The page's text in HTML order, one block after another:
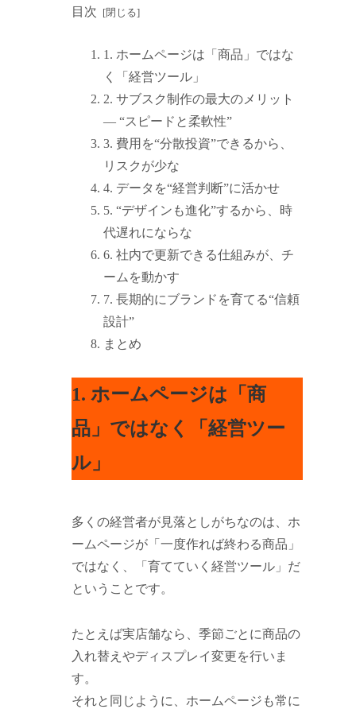
目次
1. ホームページは「商品」ではな
く「経営ツール」
2. サブスク制作の最大のメリット
― “スピードと柔軟性”
3. 費用を“分散投資”できるから、
リスクが少な
4. データを“経営判断”に活かせ
5. “デザインも進化”するから、時
代遅れにならな
6. 社内で更新できる仕組みが、チ
ームを動かす
7. 長期的にブランドを育てる“信頼
設計”
まとめ
1. ホームページは「商
品」ではなく「経営ツー
ル」
多くの経営者が見落としがちなのは、ホ
ームページが「一度作れば終わる商品」
ではなく、「育てていく経営ツール」だ
ということです。
たとえば実店舗なら、季節ごとに商品の
入れ替えやディスプレイ変更を行いま
す。
それと同じように、ホームページも常に